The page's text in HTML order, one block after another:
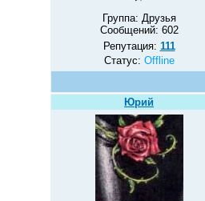
Группа: Друзья
Сообщений: 602
Репутация: 111
Статус: Offline
Юрий